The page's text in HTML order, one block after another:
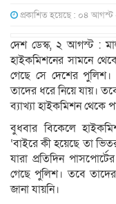
প্রকাশিত হয়েছে : ০৪
দেশ ডেস্ক, ২ আগস্ট :
হাইকমিশনের সামনে
গেছে সে দেশের পুলিশ।
তাদের ধরে নিয়ে যায়।
ব্যাখ্যা হাইকমিশন থেকে
বুধবার বিকেলে
‘বাইরে কী হয়েছে তা
যারা প্রতিদিন
গেছে পুলিশ। তবে
জানা যায়নি।